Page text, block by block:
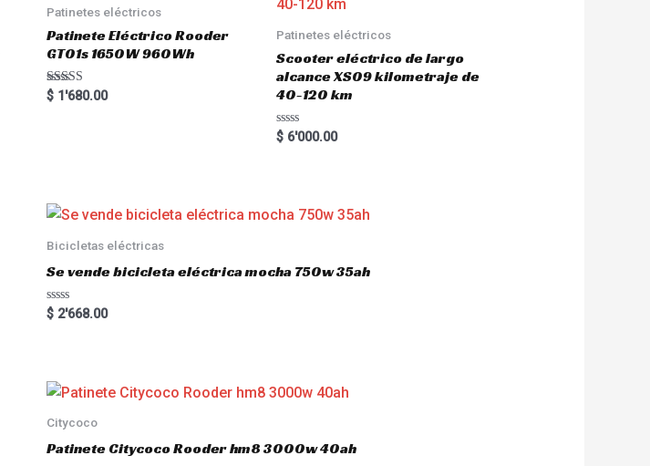
Patinetes eléctricos
Patinete Eléctrico Rooder
GT01s 1650W 960Wh
Rated
5.00
$ 1'680.00
Patinetes eléctricos
Scooter eléctrico de largo
alcance XS09 kilometraje de
40-120 km
R
a
o
u
5
$6'000.00
Bicicletas eléctricas
Se vende bicicleta eléctrica mocha 750w 35ah
R
a
o
u
o
f
5
$ 2'668.00
Citycoco
Patinete Citycoco Rooder hm8 3000w 40ah